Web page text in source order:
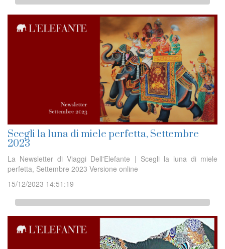
Scegli la luna di miele perfetta, Settembre
2023
La Newsletter di Viaggi Dell'Elefante | Scegli la luna di miele
perfetta, Settembre 2023 Versione online
15/12/2023 14:51:19